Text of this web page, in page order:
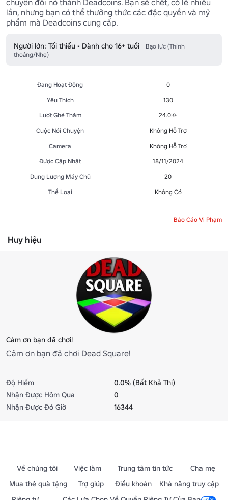
lần, nhưng bạn có thể thưởng thức các đặc quyền và mỹ
phẩm mà Deadcoins cung cấp.
Người lớn: Tối thiểu • Dành cho 16+ tuổi
Bạo lực (Thỉnh
thoảng/Nhẹ)
Đang Hoạt Động
0
Yêu Thích
130
Lượt Ghé Thăm
24.0K+
Cuộc Nói Chuyện
Không Hỗ Trợ
Camera
Không Hỗ Trợ
Được Cập Nhật
18/11/2024
Dung Lượng Máy Chủ
20
Thể Loại
Không Có
Báo Cáo Vi Phạm
Huy hiệu
Cảm ơn bạn đã chơi!
Cảm ơn bạn đã chơi Dead Square!
Độ Hiếm
0.0% (Bất Khả Thi)
Nhận Được Hôm Qua
0
Nhận Được Đó Giờ
16344
Về chúng tôi Việc làm Trung tâm tin tức
Cha mẹ
Mua thẻ quà tặng
Trợ giúp Điều khoản
Khả năng truy cập